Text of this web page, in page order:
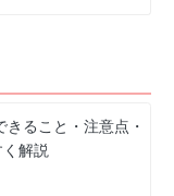
ること・注意点・
解説